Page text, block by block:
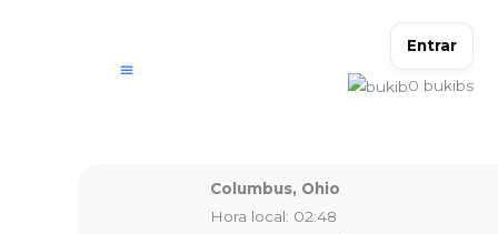
Entrar
0 bukibs
Columbus, Ohio
Hora local: 02:48